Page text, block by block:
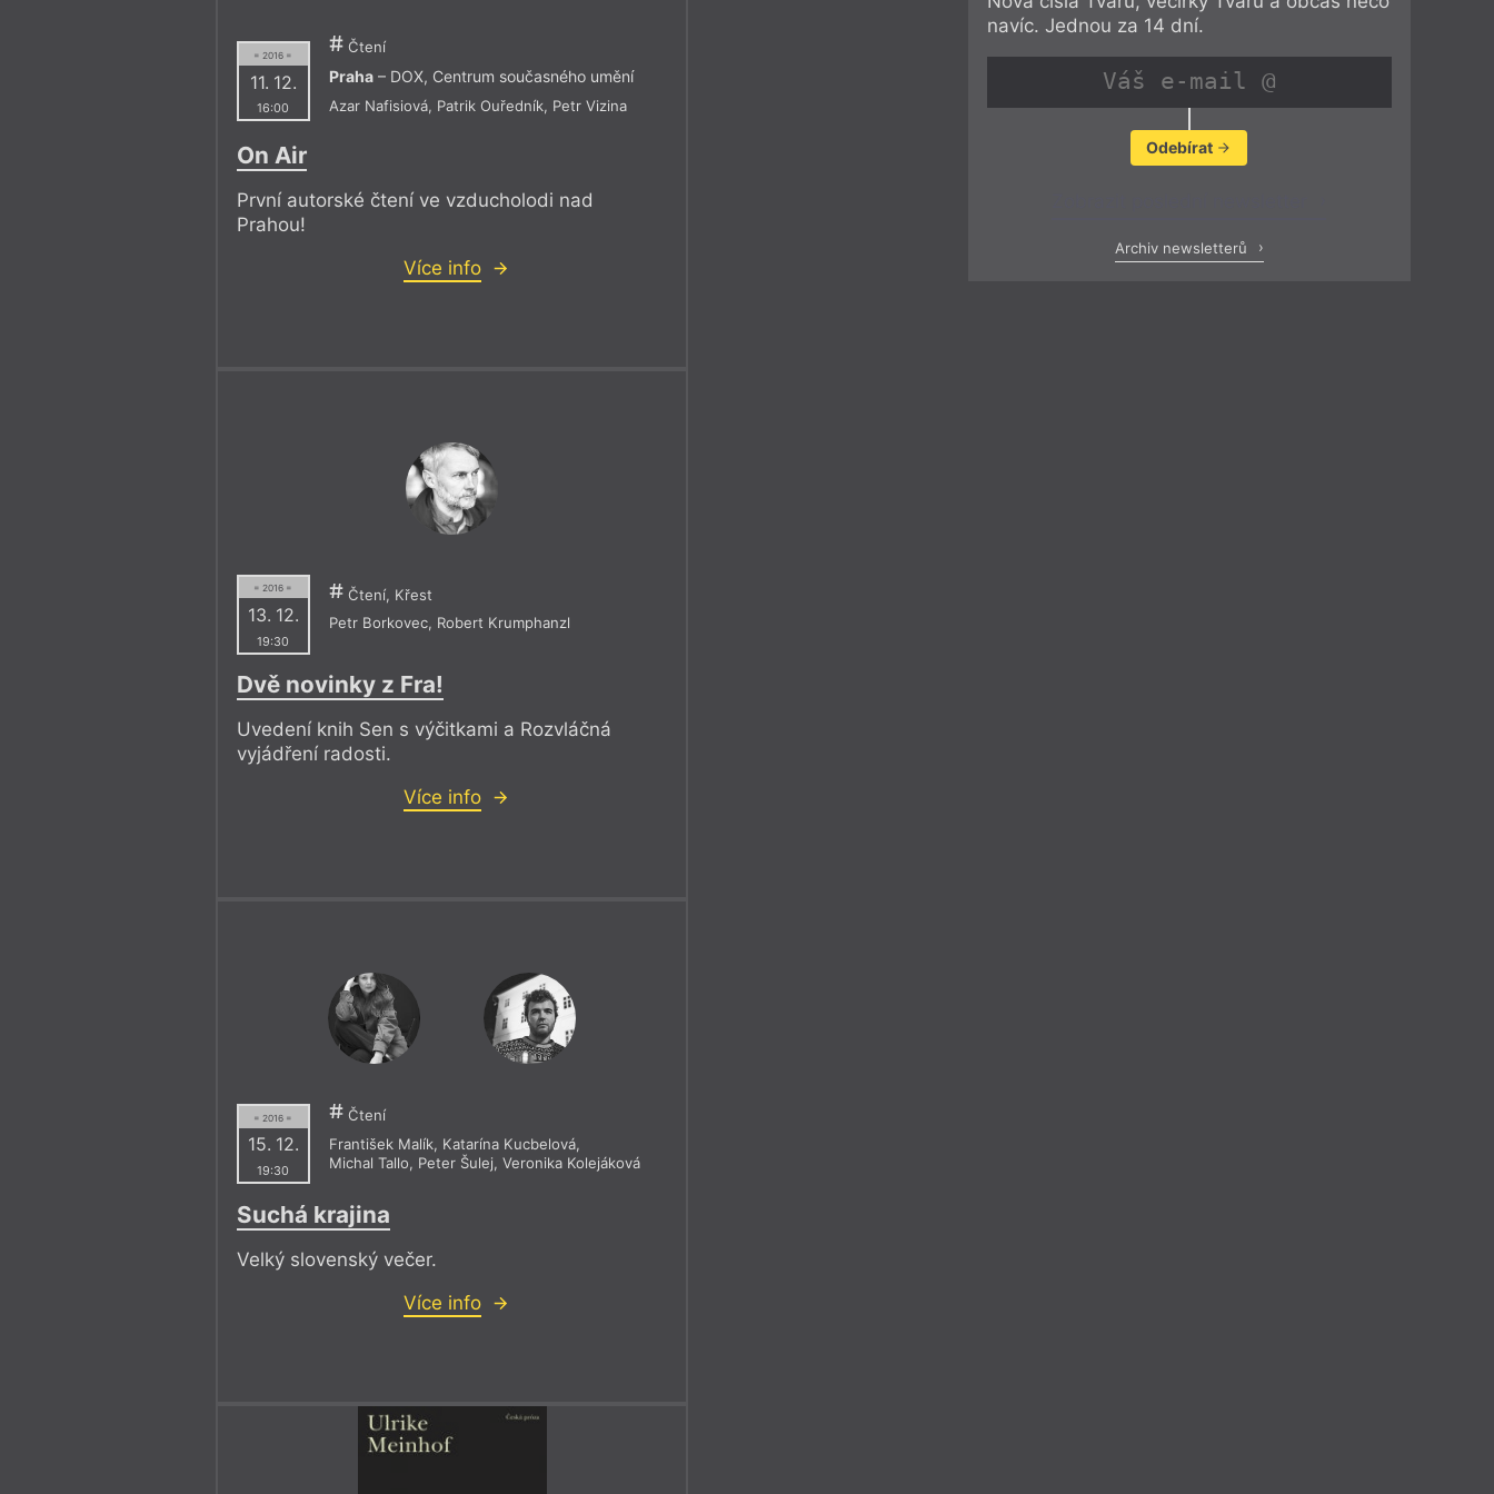
= 2016 =
11. 12.
16:00
Čtení
Praha – DOX, Centrum současného umění
Azar Nafisiová, Patrik Ouředník, Petr Vizina
On Air
První autorské čtení ve vzducholodi nad
Prahou!
Více info
= 2016 =
13. 12.
19:30
Čtení, Křest
Petr Borkovec, Robert Krumphanzl
Dvě novinky z Fra!
Uvedení knih Sen s výčitkami a Rozvláčná
vyjádření radosti.
Více info
= 2016 =
15. 12.
19:30
Čtení
František Malík, Katarína Kucbelová,
Michal Tallo, Peter Šulej,Veronika Kolejáková
Suchá krajina
Velký slovenský večer.
Více info
navíc. Jednou za 14 dní.
Odebírat
Archiv newsletterů